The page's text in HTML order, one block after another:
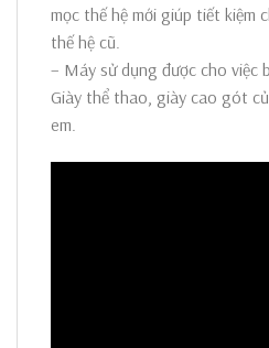
mọc thế hệ mới giúp tiết kiệm
thế hệ cũ.
– Máy sử dụng được cho việc
Giày thể thao, giày cao gót
em.